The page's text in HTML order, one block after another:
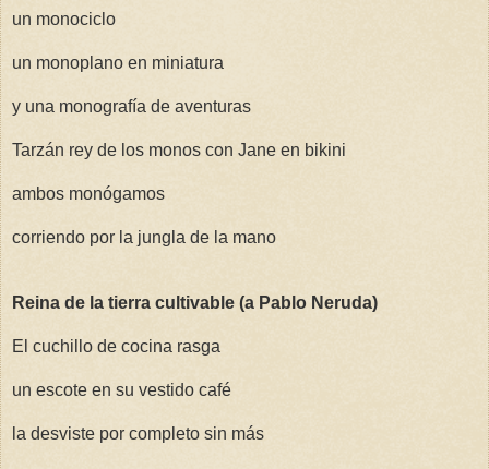
un monociclo
un monoplano en miniatura
y una monografía de aventuras
Tarzán rey de los monos con Jane en bikini
ambos monógamos
corriendo por la jungla de la mano
Reina de la tierra cultivable (a Pablo Neruda)
El cuchillo de cocina rasga
un escote en su vestido café
la desviste por completo sin más